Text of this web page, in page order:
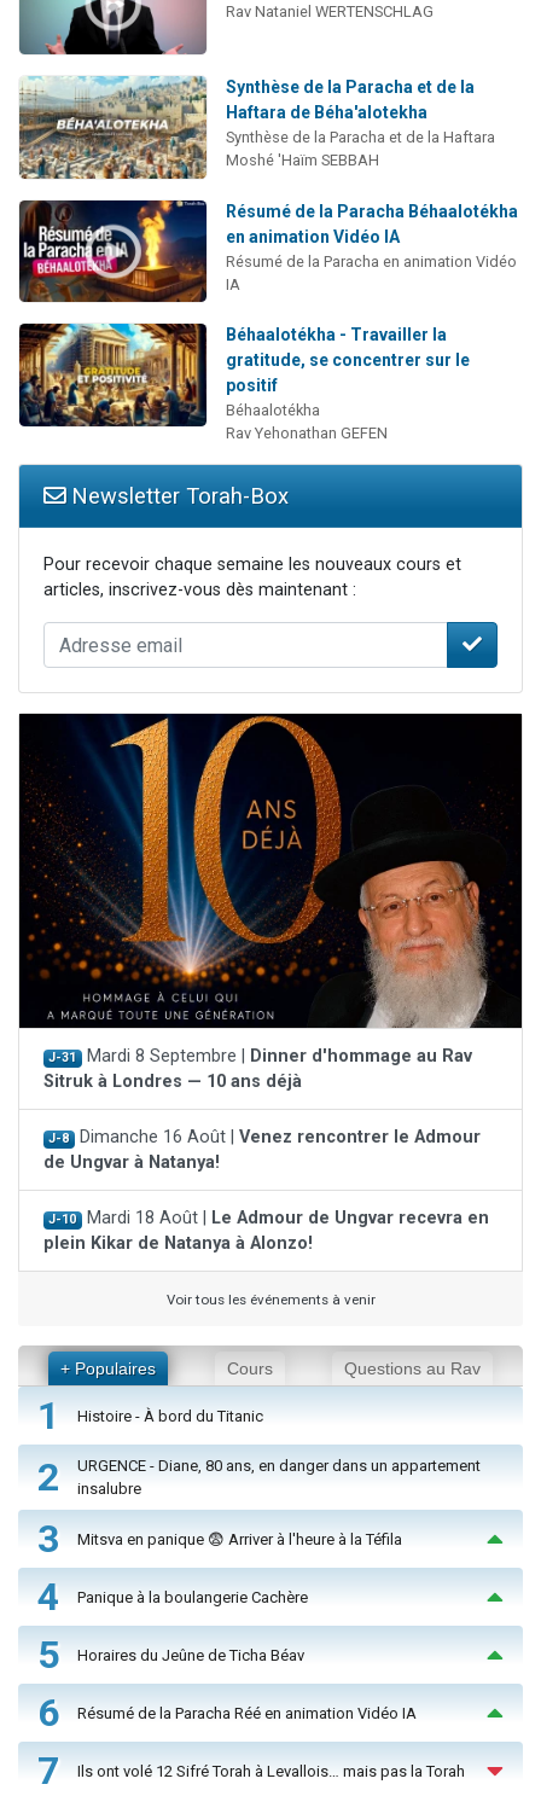
Rav Nataniel WERTENSCHLAG
Synthèse de la Paracha et de la
Haftara de Béha'alotekha
Synthèse de la Paracha et de la Haftara
Moshé 'Haïm SEBBAH
Résumé de la Paracha Béhaalotékha
en animation Vidéo IA
Résumé de la Paracha en animation Vidéo
IA
Béhaalotékha - Travailler la
gratitude, se concentrer sur le
positif
Béhaalotékha
Rav Yehonathan GEFEN
Newsletter Torah-Box
Pour recevoir chaque semaine les nouveaux cours et
articles, inscrivez-vous dès maintenant :
J-31 Mardi 8 Septembre |
Dinner d'hommage au Rav
Sitruk à Londres — 10 ans déjà
J-8 Dimanche 16 Août | Venez rencontrer le Admour
de Ungvar à Natanya!
J-10 Mardi 18 Août |
Le Admour de Ungvar recevra en
plein Kikar de Natanya à Alonzo!
Voir tous les événements à venir
+ Populaires Cours Questions au Rav
1 Histoire - À bord du Titanic
2
URGENCE - Diane, 80 ans, en danger dans un appartement
insalubre
3 Mitsva en panique 😨 Arriver à l'heure à la Téfila
4 Panique à la boulangerie Cachère
5 Horaires du Jeûne de Ticha Béav
6 Résumé de la Paracha Réé en animation Vidéo IA
7 Ils ont volé 12 Sifré Torah à Levallois… mais pas la Torah